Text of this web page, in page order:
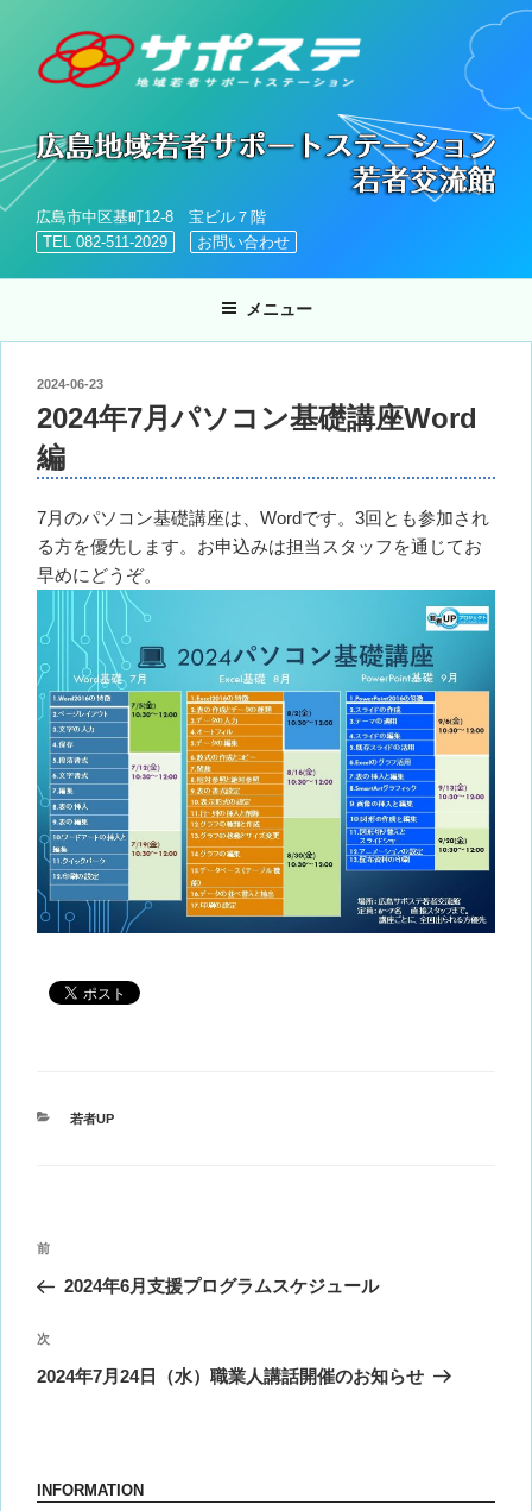
へ
ス
キ
広島市中区基町12-8 宝ビル７階
TEL 082-511-2029
お問い合わせ
メニュー
投
日:
2024-06-23
2024年7月パソコン基礎講座Word
編
7月のパソコン基礎講座は、Wordです。3回とも参加され
る方を優先します。お申込みは担当スタッフを通じてお
早めにどうぞ。
カ
若者UP
投
ナ
ビ
ゲ
ン
前
の
稿
前
2024年6月支援プログラムスケジュール
次
の
次
2024年7月24日（水）職業人講話開催のお知らせ
INFORMATION